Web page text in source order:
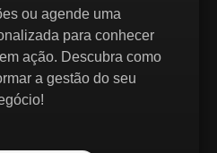
ou agende uma
para conhecer
ação. Descubra como
a gestão do seu